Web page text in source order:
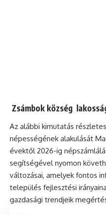
Zsámbok község
Az alábbi kimutatás
népességének alakulását
évektől 2026-ig
segítségével nyomon
változásai, amelyek fontos
település fejlesztési
gazdasági trendjeik